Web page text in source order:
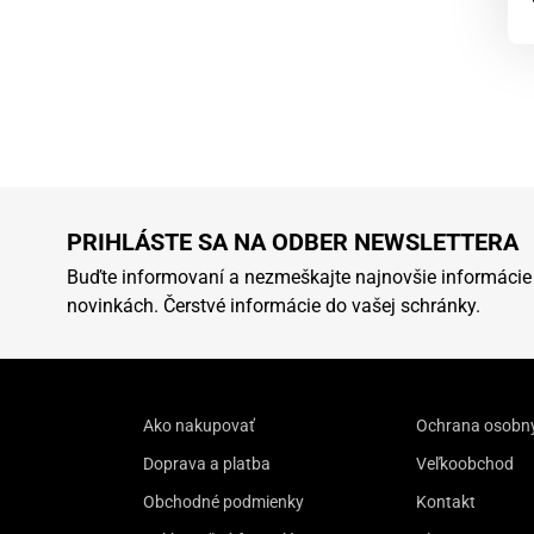
PRIHLÁSTE SA NA ODBER NEWSLETTERA
Buďte informovaní a nezmeškajte najnovšie
novinkách. Čerstvé informácie do vašej schránky.
Ako nakupovať
Doprava a platba
Obchodné podmienky
Ochrana
Veľkoobchod
Kontakt